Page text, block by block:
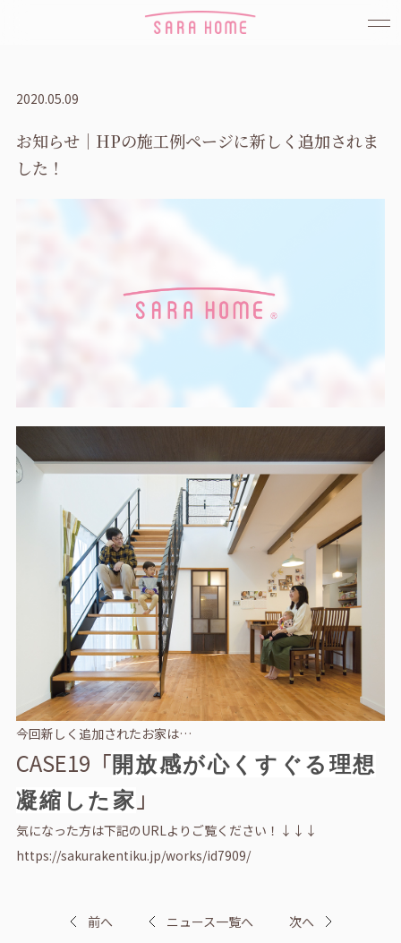
2020.05.09
お知らせ｜HPの施工例ページに新しく追加されま
した！
今回新しく追加されたお家は…
CASE19「開放感が心くすぐる理想
凝縮した家 」
気になった方は下記のURLよりご覧ください！↓↓↓
https://sakurakentiku.jp/works/id7909/
前へ ニュース一覧へ 次へ